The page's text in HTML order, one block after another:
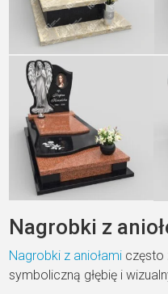
Nagrobki z
Nagrobki z aniołami często
symboliczną głębię i